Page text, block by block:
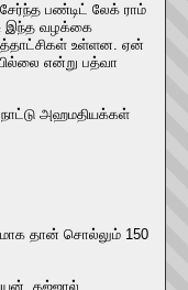
பண்டிட் லேக் ராம்
இந்த வழக்கை
உள்ளன. ஏன்
என்று பத்வா
அஹமதியக்கள்
தான் சொல்லும் 150
தஜ்ஜால்,